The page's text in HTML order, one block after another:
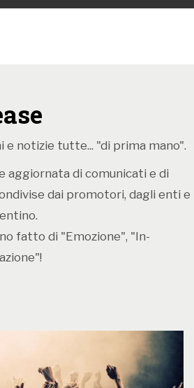
", spettacolo che vedrà
di Cesc Gay. Una commedia,
che indaga con divertita
è possibile visitare il sito
e notizie tutte... "di prima mano".
aggiornata di comunicati e di
dai promotori, dagli enti e
fatto di "Emozione", "In-